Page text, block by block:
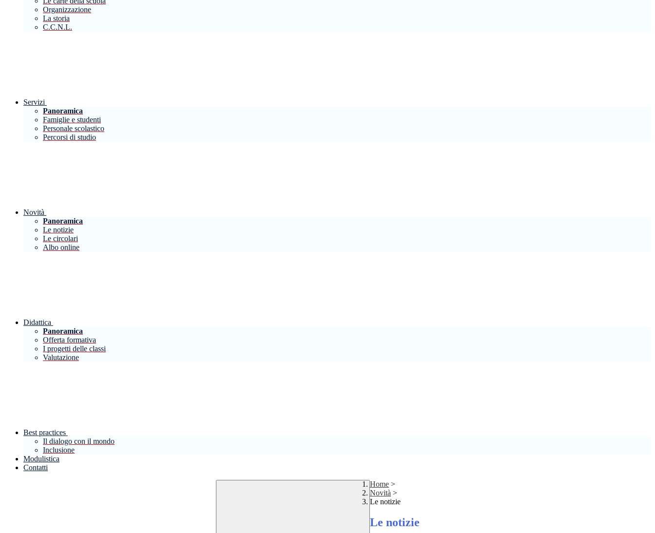
Organizzazione
La storia
C.C.N.L.
Servizi
Panoramica
Famiglie e studenti
Personale scolastico
Percorsi di studio
Novità
Panoramica
Le notizie
Le circolari
Albo online
Didattica
Panoramica
Offerta formativa
I progetti delle classi
Valutazione
Best practices
Il dialogo con il mondo
Inclusione
Modulistica
Contatti
Home >
Novità >
Le notizie
Le notizie